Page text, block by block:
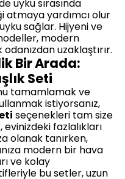
uyku sırasında
yardımcı olur
sağlar. Hijyeni ve
modern
uzaklaştırır.
Bir Arada:
Seti
tamamlamak ve
istiyorsanız,
seçenekleri tam size
fazlalıkları
olanak tanırken,
modern bir hava
ve kolay
bu setler, uzun